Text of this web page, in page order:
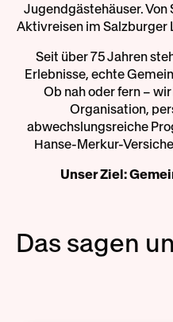
Jugendgästehäuser.
Aktivreisen im Salzburger
Seit über 75 Jahren
Erlebnisse, echte
Ob nah oder fern –
Organisation,
abwechslungsreiche
Hanse-Merkur-
Unser Ziel:
Das sagen